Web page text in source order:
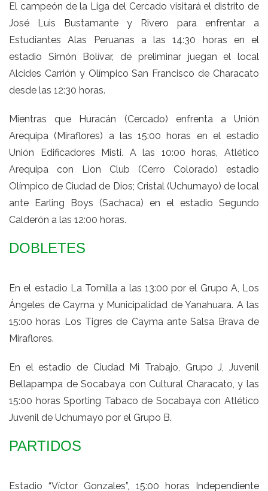
El campeón de la Liga del Cercado visitará el distrito de
José Luis Bustamante y Rivero para enfrentar a
Estudiantes Alas Peruanas a las 14:30 horas en el
estadio Simón Bolívar, de preliminar juegan el local
Alcides Carrión y Olímpico San Francisco de Characato
desde las 12:30 horas.
Mientras que Huracán (Cercado) enfrenta a Unión
Arequipa (Miraflores) a las 15:00 horas en el estadio
Unión Edificadores Misti. A las 10:00 horas, Atlético
Arequipa con Lion Club (Cerro Colorado) estadio
Olímpico de Ciudad de Dios; Cristal (Uchumayo) de local
ante Earling Boys (Sachaca) en el estadio Segundo
Calderón a las 12:00 horas.
DOBLETES
En el estadio La Tomilla a las 13:00 por el Grupo A, Los
Ángeles de Cayma y Municipalidad de Yanahuara. A las
15:00 horas Los Tigres de Cayma ante Salsa Brava de
Miraflores.
En el estadio de Ciudad Mi Trabajo, Grupo J, Juvenil
Bellapampa de Socabaya con Cultural Characato, y las
15:00 horas Sporting Tabaco de Socabaya con Atlético
Juvenil de Uchumayo por el Grupo B.
PARTIDOS
Estadio “Víctor Gonzales”, 15:00 horas Independiente